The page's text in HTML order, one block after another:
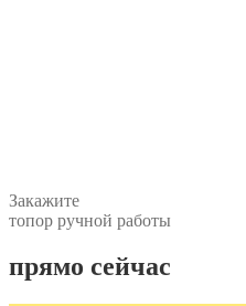
Закажите
топор ручной работы
прямо сейчас